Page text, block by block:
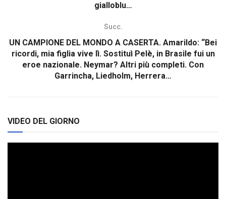
gialloblu…
Succ.
UN CAMPIONE DEL MONDO A CASERTA. Amarildo: “Bei
ricordi, mia figlia vive lì. Sostituì Pelè, in Brasile fui un
eroe nazionale. Neymar? Altri più completi. Con
Garrincha, Liedholm, Herrera…
VIDEO DEL GIORNO